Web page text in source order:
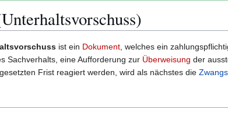
ist ein Dokument , welches ein
Sachverhalts, eine Aufforderung zur Überweisung der
Frist reagiert werden, wird als nächstes die